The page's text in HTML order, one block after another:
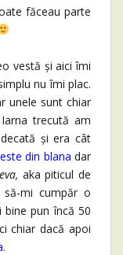
făceau parte
vestă și aici îmi
nu îmi plac.
unele sunt chiar
trecută am
și era cât
din blana dar
aka piticul de
mi cumpăr o
pun încă 50
chiar dacă apoi
.